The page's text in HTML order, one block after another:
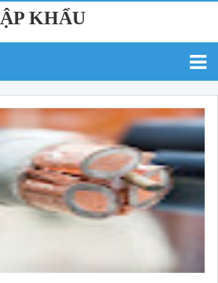
KHẨU